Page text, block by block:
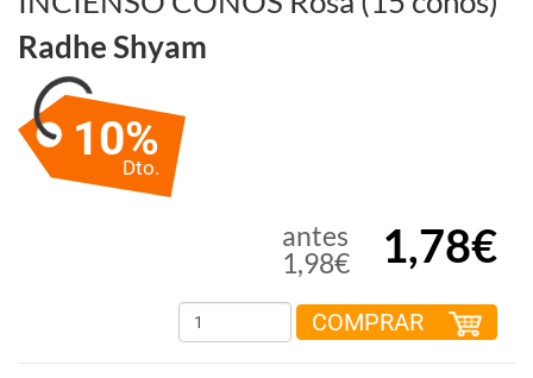
Radhe Shyam
10%
Dto.
antes
1,98€
1,78€
COMPRAR